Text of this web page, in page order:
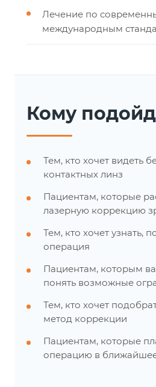
Лечение по
международным
Кому
Тем, кто хочет видеть
контактных линз
Пациентам, которые
лазерную коррекцию
Тем, кто хочет узнать,
операция
Пациентам, которым
понять возможные
Тем, кто хочет
метод коррекции
Пациентам, которые
операцию в